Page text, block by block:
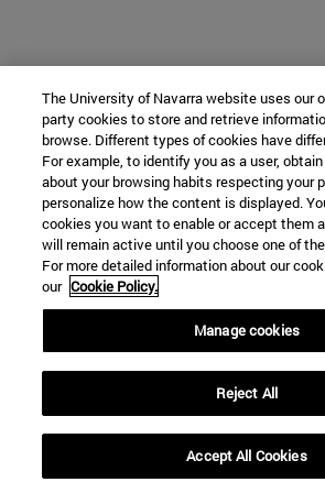
The University of Navarra website uses our
party cookies to store and retrieve
browse. Different types of cookies have
For example, to identify you as a user,
about your browsing habits respecting your
personalize how the content is displayed.
cookies you want to enable or accept them
will remain active until you choose one of
For more detailed information about our
our Cookie Policy.
Manage cookies
Reject All
Accept All Cookies